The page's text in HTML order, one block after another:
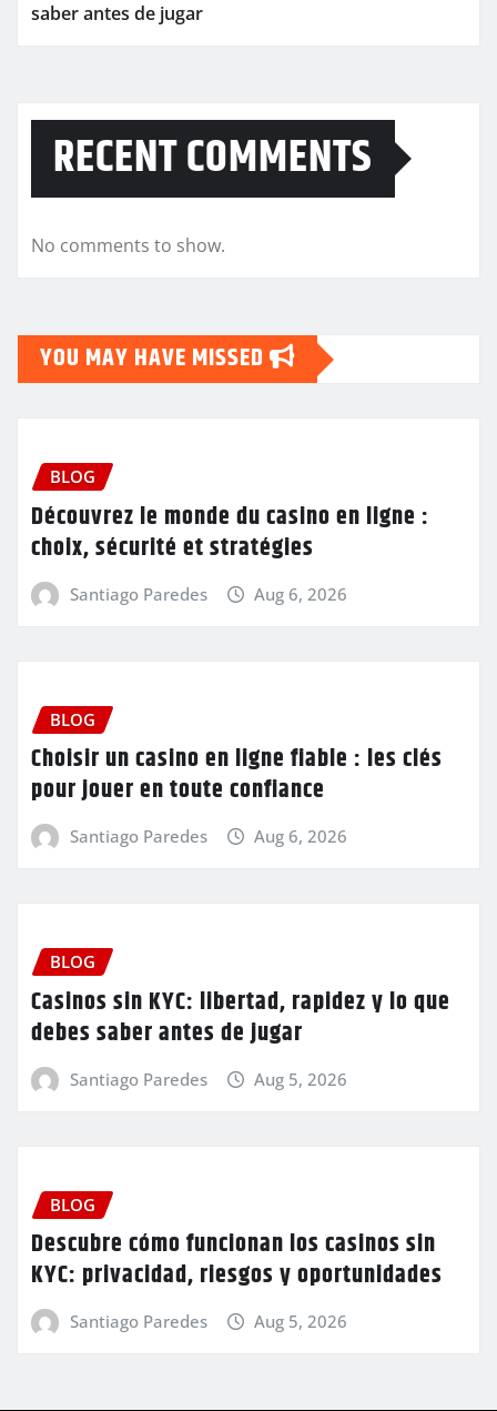
saber antes de jugar
RECENT COMMENTS
No comments to show.
YOU MAY HAVE MISSED
BLOG
Découvrez le monde du casino en ligne :
choix, sécurité et stratégies
Santiago Paredes Aug 6, 2026
BLOG
Choisir un casino en ligne fiable : les clés
pour jouer en toute confiance
Santiago Paredes Aug 6, 2026
BLOG
Casinos sin KYC: libertad, rapidez y lo que
debes saber antes de jugar
Santiago Paredes Aug 5, 2026
BLOG
Descubre cómo funcionan los casinos sin
KYC: privacidad, riesgos y oportunidades
Santiago Paredes Aug 5, 2026